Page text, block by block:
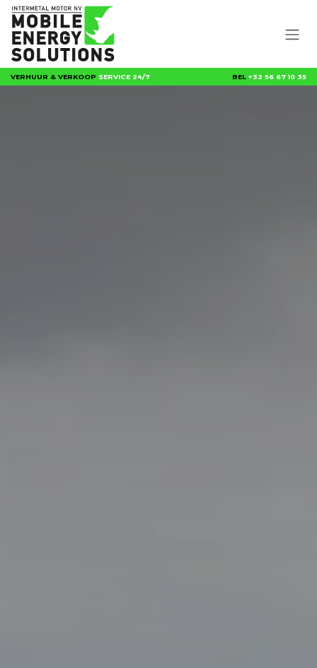
Overslaan naar inhoud
VERHUUR & VERKOOP SERVICE 24/7 BEL +32 56 67 10 35